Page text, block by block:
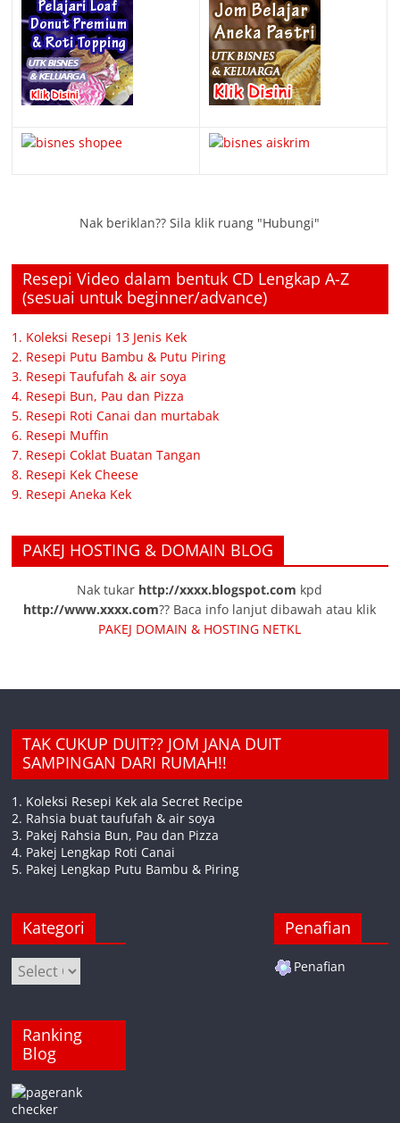
Nak beriklan?? Sila klik ruang "Hubungi"
Resepi Video dalam bentuk CD Lengkap A-Z
(sesuai untuk beginner/advance)
1. Koleksi Resepi 13 Jenis Kek
2. Resepi Putu Bambu & Putu Piring
3. Resepi Taufufah & air soya
4. Resepi Bun, Pau dan Pizza
5. Resepi Roti Canai dan murtabak
6. Resepi Muffin
7. Resepi Coklat Buatan Tangan
8. Resepi Kek Cheese
9. Resepi Aneka Kek
PAKEJ HOSTING & DOMAIN BLOG
Nak tukar http://xxxx.blogspot.com kpd
http://www.xxxx.com?? Baca info lanjut dibawah atau klik
PAKEJ DOMAIN & HOSTING NETKL
TAK CUKUP DUIT?? JOM JANA DUIT
SAMPINGAN DARI RUMAH!!
1. Koleksi Resepi Kek ala Secret Recipe
2. Rahsia buat taufufah & air soya
3. Pakej Rahsia Bun, Pau dan Pizza
4. Pakej Lengkap Roti Canai
5. Pakej Lengkap Putu Bambu & Piring
Kategori
Kategori
Ranking
Blog
Penafian
Penafian